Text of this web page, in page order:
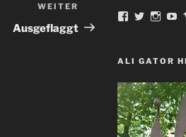
Beitrag
WEITER
Ausgeflaggt
Profil
Facebook
Profil
Twitter
Profil
ALI GATOR